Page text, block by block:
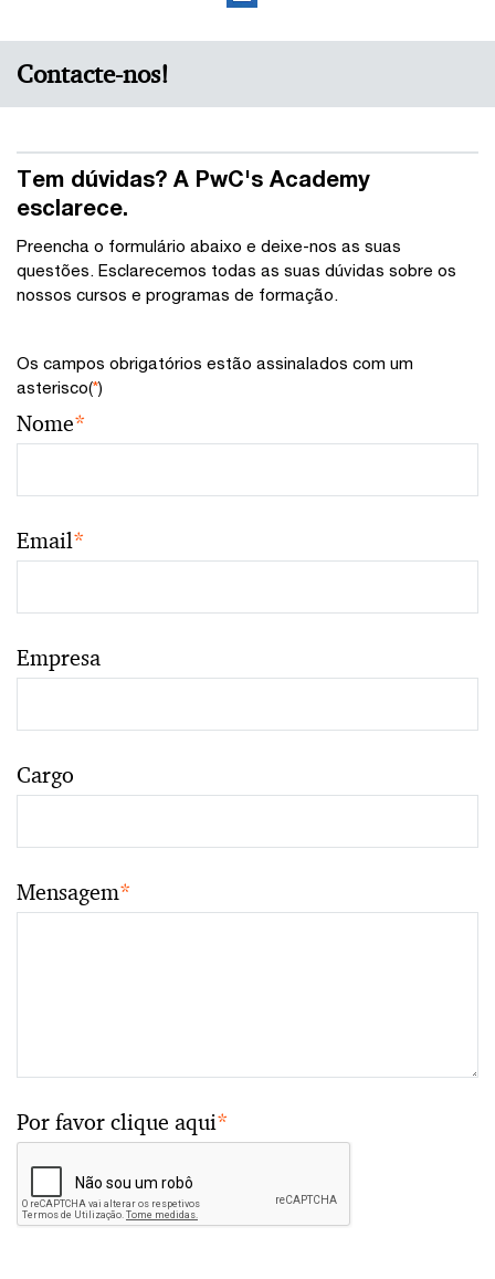
Contacte-nos!
Tem dúvidas? A PwC's Academy
esclarece.
Preencha o formulário abaixo e deixe-nos as suas
questões. Esclarecemos todas as suas dúvidas sobre os
nossos cursos e programas de formação.
Os campos obrigatórios estão assinalados com um
asterisco(*)
Nome*
Email*
Empresa
Cargo
Mensagem*
Por favor clique aqui*